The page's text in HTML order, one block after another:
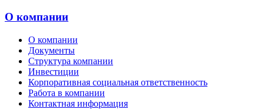
О компании
О компании
Документы
Структура компании
Инвестиции
Корпоративная социальная ответственность
Работа в компании
Контактная информация